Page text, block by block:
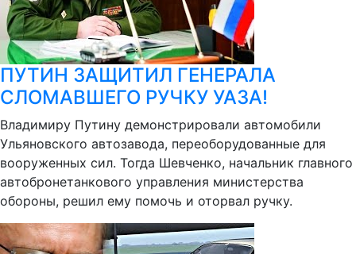
ПУТИН ЗАЩИТИЛ ГЕНЕРАЛА
СЛОМАВШЕГО РУЧКУ УАЗА!
Владимиру Путину демонстрировали автомобили
Ульяновского автозавода, переоборудованные для
вооруженных сил. Тогда Шевченко, начальник главного
автобронетанкового управления министерства
обороны, решил ему помочь и оторвал ручку.